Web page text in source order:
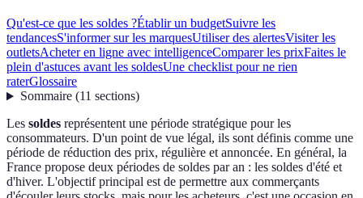
Qu'est-ce que les soldes ?Établir un budgetSuivre les
tendancesS'informer sur les marquesUtiliser des alertesVisiter les
outletsAcheter en ligne avec intelligenceComparer les prixFaites le
plein d'astuces avant les soldesUne checklist pour ne rien
raterGlossaire
Sommaire(11 sections)
Les soldes représentent une période stratégique pour les
consommateurs. D'un point de vue légal, ils sont définis comme une
période de réduction des prix, régulière et annoncée. En général, la
France propose deux périodes de soldes par an : les soldes d'été et
d'hiver. L'objectif principal est de permettre aux commerçants